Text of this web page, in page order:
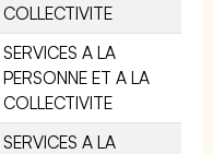
COLLECTIVITE
SERVICES A LA
PERSONNE ET A LA
COLLECTIVITE
SERVICES A LA